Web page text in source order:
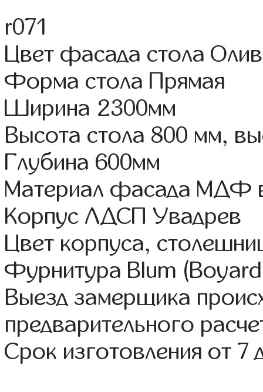
r071
Цвет фасада стола
Форма стола Прямая
Ширина 2300мм
Высота стола 800 мм,
Глубина 600мм
Материал фасада МДФ
Корпус ЛДСП Увадрев
Цвет корпуса,
Фурнитура Blum
Выезд замерщика
предварительного
Срок изготовления от 7